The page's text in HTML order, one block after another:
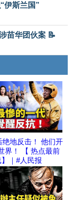
伊斯兰国”
苗华团伙案 📝
绝地反击！ 他们开
界！ 【 热点最前
】｜#人民报